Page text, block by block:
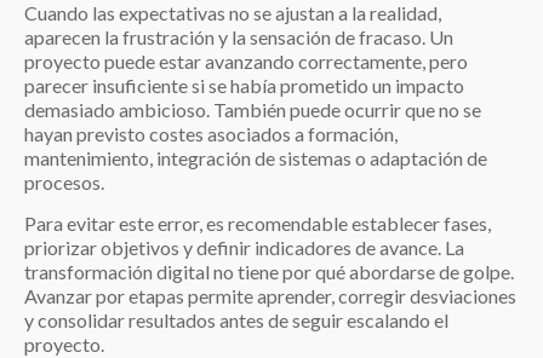
Cuando las expectativas no se ajustan a la realidad,
aparecen la frustración y la sensación de fracaso. Un
proyecto puede estar avanzando correctamente, pero
parecer insuficiente si se había prometido un impacto
demasiado ambicioso. También puede ocurrir que no se
hayan previsto costes asociados a formación,
mantenimiento, integración de sistemas o adaptación de
procesos.
Para evitar este error, es recomendable establecer fases,
priorizar objetivos y definir indicadores de avance. La
transformación digital no tiene por qué abordarse de golpe.
Avanzar por etapas permite aprender, corregir desviaciones
y consolidar resultados antes de seguir escalando el
proyecto.